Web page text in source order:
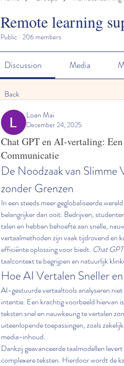
Remote learning
Public · 206 members
Discussion Media
Back
Loan Mai
December 24, 2025
Chat GPT en AI-vertaling:
Communicatie
De Noodzaak van Slimme
zonder Grenzen
In een steeds meer geglobaliseerde
belangrijker dan ooit. Bedrijven,
talen en hebben behoefte aan snelle,
vertaalmethoden zijn vaak tijdrovend en
efficiënte oplossing voor biedt. Chat GPT
taalcontext te begrijpen en natuurlijk
Hoe AI Vertalen Sneller
AI-gestuurde vertaaltools analyseren
intentie. Een krachtig voorbeeld hiervan
teksten snel en nauwkeurig te vertalen
uiteenlopende toepassingen, zoals
media-inhoud.
Dankzij geavanceerde taalmodellen
complexere teksten. Hierdoor wordt de